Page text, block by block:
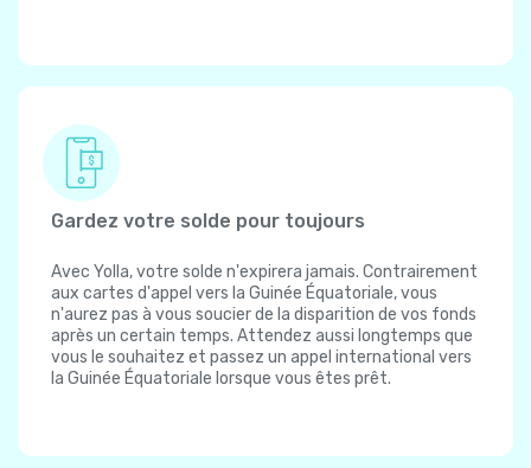
Gardez votre solde pour toujours
Avec Yolla, votre solde n'expirera jamais. Contrairement
aux cartes d'appel vers la Guinée Équatoriale, vous
n'aurez pas à vous soucier de la disparition de vos fonds
après un certain temps. Attendez aussi longtemps que
vous le souhaitez et passez un appel international vers
la Guinée Équatoriale lorsque vous êtes prêt.